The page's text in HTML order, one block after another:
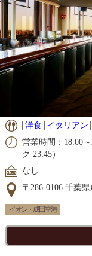
洋食 イタリアン
営業時間：18:00
ク 23:45）
なし
〒286-0106 千葉
イオン・成田空港